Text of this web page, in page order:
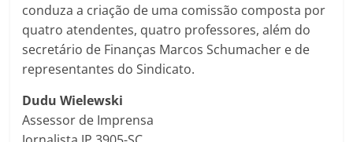
conduza a criação de uma comissão composta por
quatro atendentes, quatro professores, além do
secretário de Finanças Marcos Schumacher e de
representantes do Sindicato.
Dudu Wielewski
Assessor de Imprensa